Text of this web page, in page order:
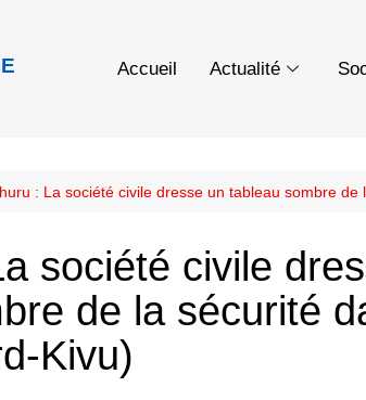
Accueil Actualité
: La société civile dresse un tableau sombre
société civile
de la sécurité
Kivu)